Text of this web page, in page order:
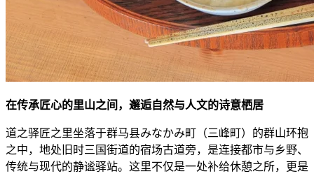
在传承匠心的里山之间，邂逅自然与人文的诗意栖居
道之驿匠之里坐落于群马县みなかみ町（三峰町）的群山环抱
之中，地处旧时三国街道的宿场古道旁，是连接都市与乡野、
传统与现代的静谧驿站。这里不仅是一处补给休憩之所，更是